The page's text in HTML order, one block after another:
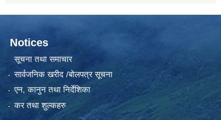
Notices
सूचना तथा समाचार
सार्वजनिक खरीद /बोलपत्र सूचना
एन, कानुन तथा निर्देशिका
कर तथा शुल्कहरु